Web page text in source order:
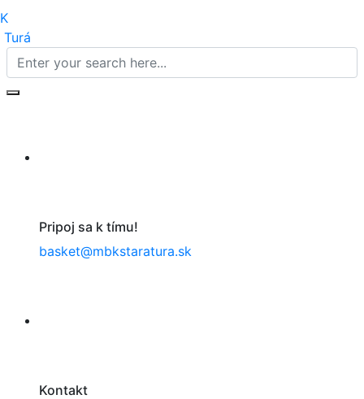
Pripoj sa k tímu!
basket@mbkstaratura.sk
Kontakt